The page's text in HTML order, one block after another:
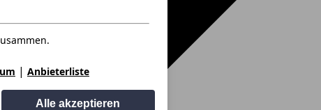
| Anbieterliste
Alle akzeptieren